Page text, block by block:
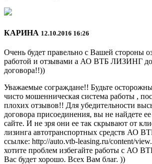
КАРИНА 12.10.2016 16:26
Очень будет правельно с Вашей стороны
работой и отзывами а АО ВТБ ЛИЗИНГ до
договора!!))
Уважаемые сограждане!! Будьте
чисто мошенническая система работы ,
плохих отзывов!! Для убедительности
договора присоединения, вы не найдете
сайте. И не зря они ее так скрывают от
лизинга автотранспортных средств АО
ссылке: http://auto.vtb-leasing.ru/content/
хотите проблем избегайте работы с АО
Вас будет хорошо. Всех Вам благ. ))